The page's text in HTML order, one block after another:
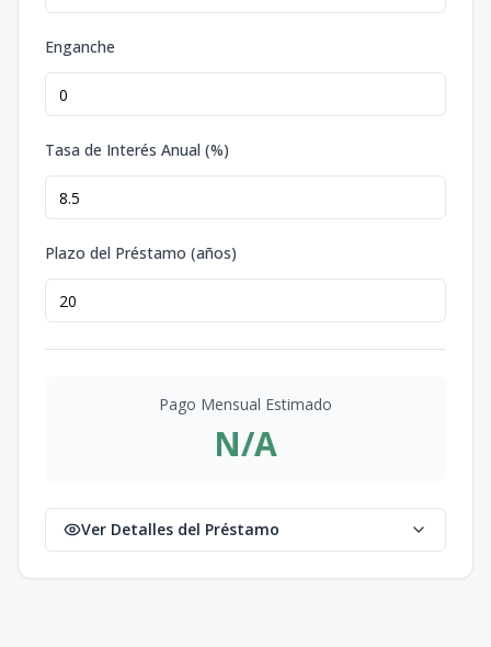
Enganche
Tasa de Interés Anual (%)
Plazo del Préstamo (años)
Pago Mensual Estimado
N/A
Ver Detalles del Préstamo